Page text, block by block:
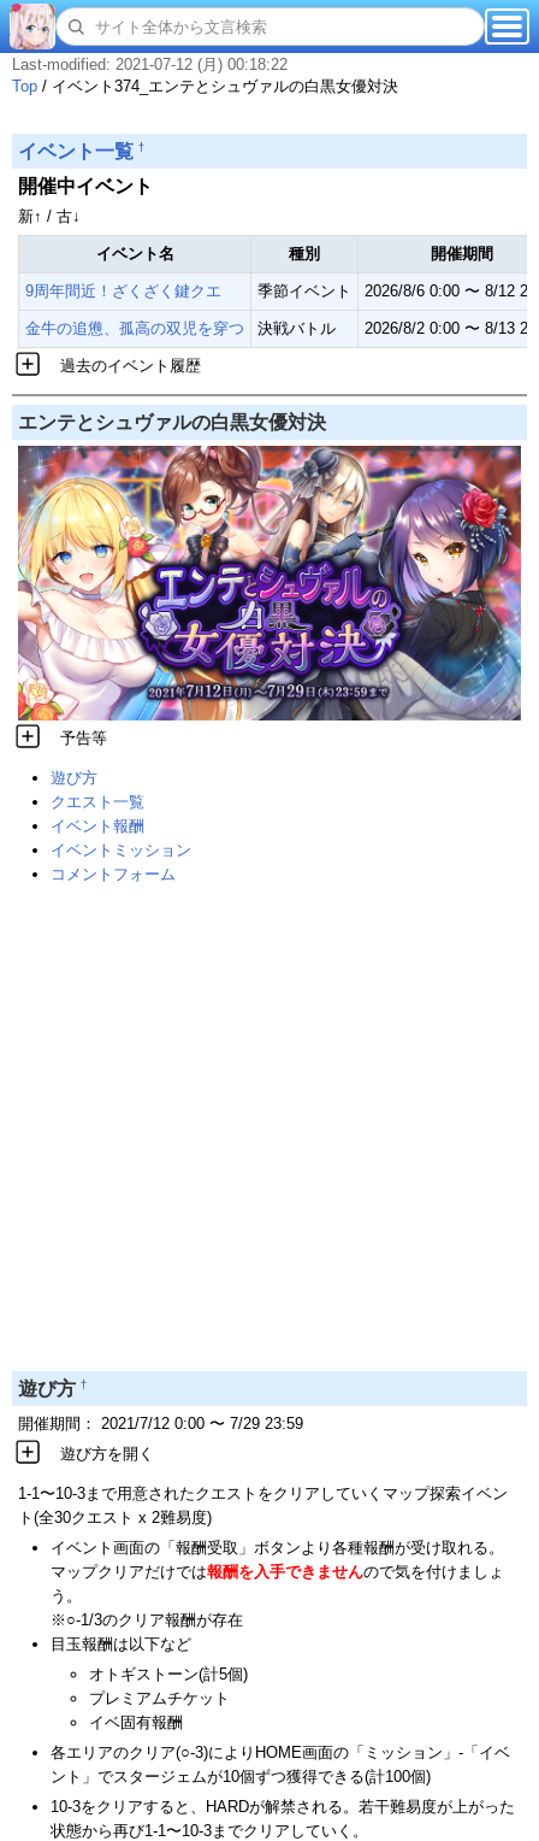
Last-modified: 2021-07-12 (月) 00:18:22
Top / イベント374_エンテとシュヴァルの白黒女優対決
イベント一覧 †
開催中イベント
新↑ / 古↓
イベント名 種別 開催期間
9周年間近！ざくざく鍵クエ 季節イベント 2026/8/6 0:00 〜 8/12
金牛の追憊、孤高の双児を穿つ 決戦バトル 2026/8/2 0:00 〜 8/13
過去のイベント履歴
エンテとシュヴァルの白黒女優対決
予告等
遊び方
クエスト一覧
イベント報酬
イベントミッション
コメントフォーム
遊び方 †
開催期間： 2021/7/12 0:00 〜 7/29 23:59
遊び方を開く
1-1〜10-3まで用意されたクエストをクリアしていくマップ探索イベン
ト(全30クエスト x 2難易度)
イベント画面の「報酬受取」ボタンより各種報酬が受け取れる。
マップクリアだけでは報酬を入手できませんので気を付けましょ
う。
※○-1/3のクリア報酬が存在
目玉報酬は以下など
オトギストーン(計5個)
プレミアムチケット
イベ固有報酬
各エリアのクリア(○-3)によりHOME画面の「ミッション」-「イベ
ント」でスタージェムが10個ずつ獲得できる(計100個)
10-3をクリアすると、HARDが解禁される。若干難易度が上がった
状態から再び1-1〜10-3までクリアしていく。